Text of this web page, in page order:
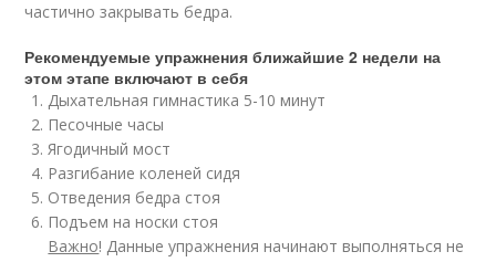
частично закрывать бедра.
Рекомендуемые упражнения ближайшие 2 недели на
этом этапе включают в себя
Дыхательная гимнастика 5-10 минут
Песочные часы
Ягодичный мост
Разгибание коленей сидя
Отведения бедра стоя
Подъем на носки стоя
Важно! Данные упражнения начинают выполняться не